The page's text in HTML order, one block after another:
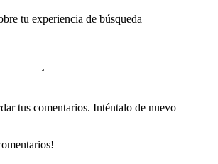
tu experiencia de búsqueda
tus comentarios. Inténtalo de nuevo